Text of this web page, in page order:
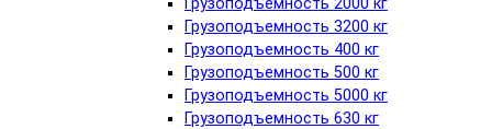
Грузоподъемность 3200 кг
Грузоподъемность 400 кг
Грузоподъемность 500 кг
Грузоподъемность 5000 кг
Грузоподъемность 630 кг